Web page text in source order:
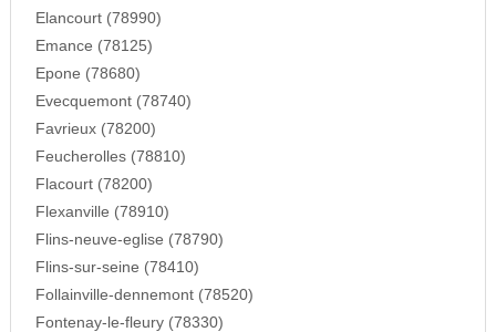
Elancourt (78990)
Emance (78125)
Epone (78680)
Evecquemont (78740)
Favrieux (78200)
Feucherolles (78810)
Flacourt (78200)
Flexanville (78910)
Flins-neuve-eglise (78790)
Flins-sur-seine (78410)
Follainville-dennemont (78520)
Fontenay-le-fleury (78330)